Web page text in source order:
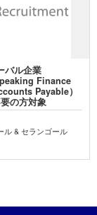
バル企業
Finance
Payable）
の方対象
ル & セランゴール